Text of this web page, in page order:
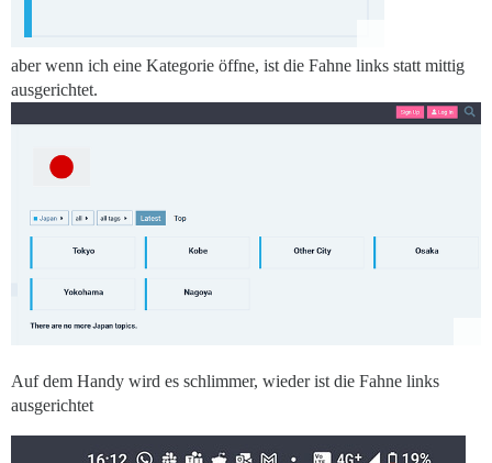
aber wenn ich eine Kategorie öffne, ist die Fahne links statt mittig
ausgerichtet.
Auf dem Handy wird es schlimmer, wieder ist die Fahne links
ausgerichtet